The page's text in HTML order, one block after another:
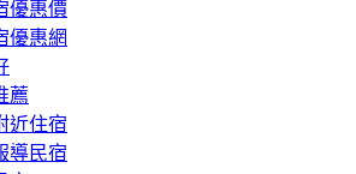
優惠價
優惠網
薦
近住宿
導民宿